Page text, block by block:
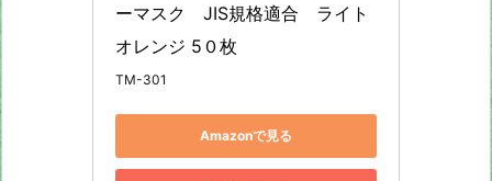
ーマスク　JIS規格適合　ライト
オレンジ 5０枚
TM-301
Amazonで見る